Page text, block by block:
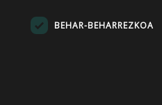
MAILOPE NOAUA
BEHAR-BEHARREZKOA